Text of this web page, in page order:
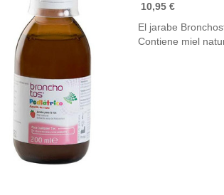
10,95 €
El jarabe
Contiene miel